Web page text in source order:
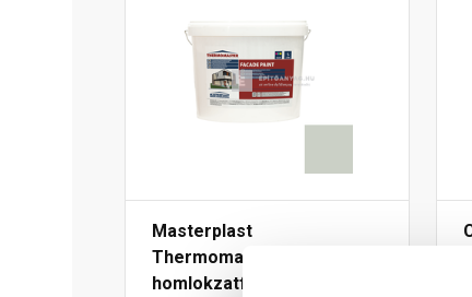
Masterplast
Thermomaster akril
homlokzatfesték 43-E 5 l